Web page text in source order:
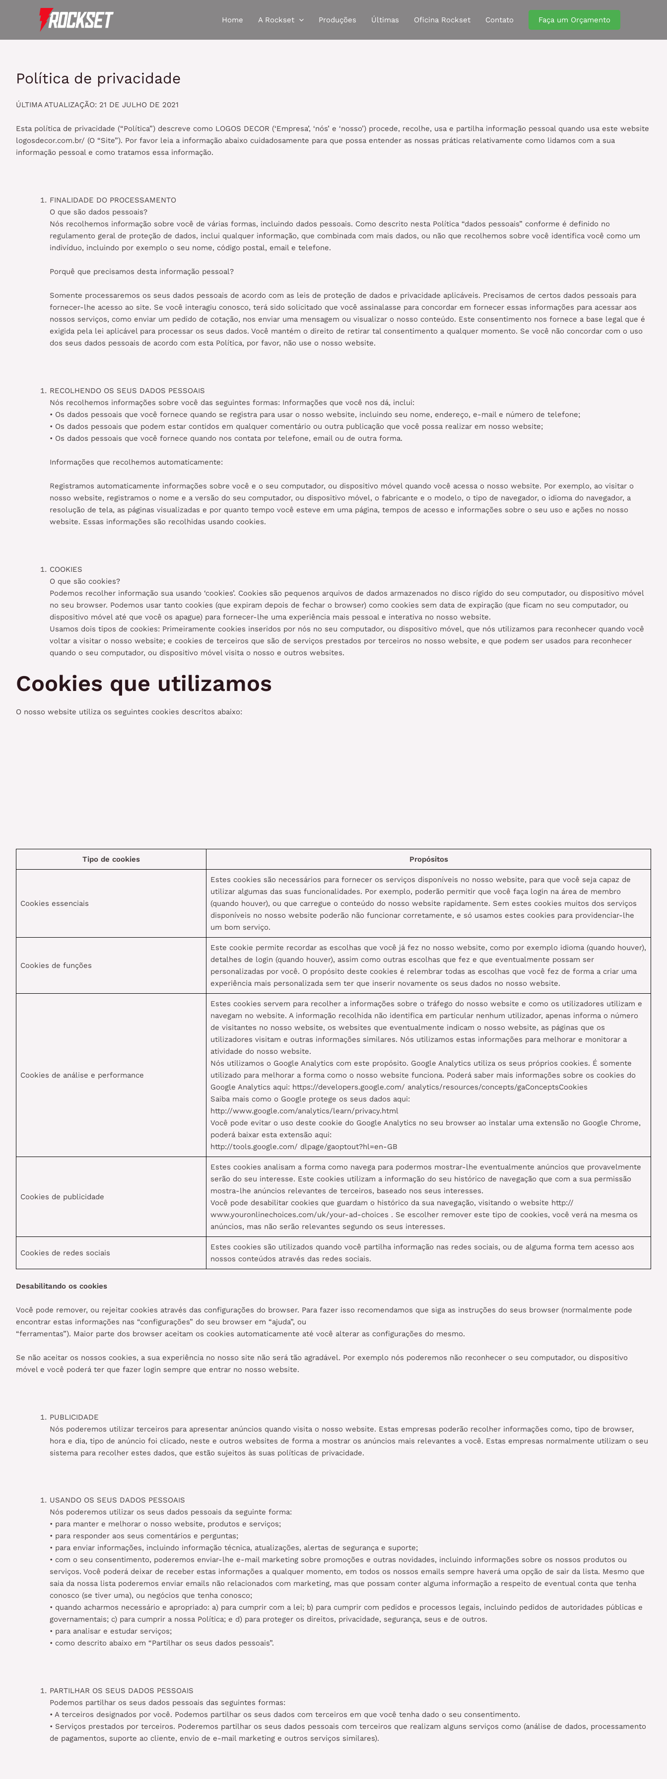
conteúdo
Home A Rockset Produções Últimas Oficina Rockset Contato Faça um Orçamento
Política de privacidade
ÚLTIMA ATUALIZAÇÃO: 21 DE JULHO DE 2021
Esta política de privacidade (“Política”) descreve como LOGOS DECOR (‘Empresa’, ‘nós’ e ‘nosso’) procede, recolhe, usa e partilha informação pessoal quando usa este website
logosdecor.com.br/ (O “Site”). Por favor leia a informação abaixo cuidadosamente para que possa entender as nossas práticas relativamente como lidamos com a sua
informação pessoal e como tratamos essa informação.
FINALIDADE DO PROCESSAMENTO
O que são dados pessoais?
Nós recolhemos informação sobre você de várias formas, incluindo dados pessoais. Como descrito nesta Política “dados pessoais” conforme é definido no
regulamento geral de proteção de dados, inclui qualquer informação, que combinada com mais dados, ou não que recolhemos sobre você identifica você como um
indivíduo, incluindo por exemplo o seu nome, código postal, email e telefone.
Porquê que precisamos desta informação pessoal?
Somente processaremos os seus dados pessoais de acordo com as leis de proteção de dados e privacidade aplicáveis. Precisamos de certos dados pessoais para
fornecer-lhe acesso ao site. Se você interagiu conosco, terá sido solicitado que você assinalasse para concordar em fornecer essas informações para acessar aos
nossos serviços, como enviar um pedido de cotação, nos enviar uma mensagem ou visualizar o nosso conteúdo. Este consentimento nos fornece a base legal que é
exigida pela lei aplicável para processar os seus dados. Você mantém o direito de retirar tal consentimento a qualquer momento. Se você não concordar com o uso
dos seus dados pessoais de acordo com esta Política, por favor, não use o nosso website.
RECOLHENDO OS SEUS DADOS PESSOAIS
Nós recolhemos informações sobre você das seguintes formas: Informações que você nos dá, inclui:
• Os dados pessoais que você fornece quando se registra para usar o nosso website, incluindo seu nome, endereço, e-mail e número de telefone;
• Os dados pessoais que podem estar contidos em qualquer comentário ou outra publicação que você possa realizar em nosso website;
• Os dados pessoais que você fornece quando nos contata por telefone, email ou de outra forma.
Informações que recolhemos automaticamente:
Registramos automaticamente informações sobre você e o seu computador, ou dispositivo móvel quando você acessa o nosso website. Por exemplo, ao visitar o
nosso website, registramos o nome e a versão do seu computador, ou dispositivo móvel, o fabricante e o modelo, o tipo de navegador, o idioma do navegador, a
resolução de tela, as páginas visualizadas e por quanto tempo você esteve em uma página, tempos de acesso e informações sobre o seu uso e ações no nosso
website. Essas informações são recolhidas usando cookies.
COOKIES
O que são cookies?
Podemos recolher informação sua usando ‘cookies’. Cookies são pequenos arquivos de dados armazenados no disco rígido do seu computador, ou dispositivo móvel
no seu browser. Podemos usar tanto cookies (que expiram depois de fechar o browser) como cookies sem data de expiração (que ficam no seu computador, ou
dispositivo móvel até que você os apague) para fornecer-lhe uma experiência mais pessoal e interativa no nosso website.
Usamos dois tipos de cookies: Primeiramente cookies inseridos por nós no seu computador, ou dispositivo móvel, que nós utilizamos para reconhecer quando você
voltar a visitar o nosso website; e cookies de terceiros que são de serviços prestados por terceiros no nosso website, e que podem ser usados para reconhecer
quando o seu computador, ou dispositivo móvel visita o nosso e outros websites.
Cookies que utilizamos
O nosso website utiliza os seguintes cookies descritos abaixo:
Tipo de cookies Propósitos
Cookies essenciais
Estes cookies são necessários para fornecer os serviços disponíveis no nosso website, para que você seja capaz de
utilizar algumas das suas funcionalidades. Por exemplo, poderão permitir que você faça login na área de membro
(quando houver), ou que carregue o conteúdo do nosso website rapidamente. Sem estes cookies muitos dos serviços
disponíveis no nosso website poderão não funcionar corretamente, e só usamos estes cookies para providenciar-lhe
um bom serviço.
Cookies de funções
Este cookie permite recordar as escolhas que você já fez no nosso website, como por exemplo idioma (quando houver),
detalhes de login (quando houver), assim como outras escolhas que fez e que eventualmente possam ser
personalizadas por você. O propósito deste cookies é relembrar todas as escolhas que você fez de forma a criar uma
experiência mais personalizada sem ter que inserir novamente os seus dados no nosso website.
Cookies de análise e performance
Estes cookies servem para recolher a informações sobre o tráfego do nosso website e como os utilizadores utilizam e
navegam no website. A informação recolhida não identifica em particular nenhum utilizador, apenas informa o número
de visitantes no nosso website, os websites que eventualmente indicam o nosso website, as páginas que os
utilizadores visitam e outras informações similares. Nós utilizamos estas informações para melhorar e monitorar a
atividade do nosso website.
Nós utilizamos o Google Analytics com este propósito. Google Analytics utiliza os seus próprios cookies. É somente
utilizado para melhorar a forma como o nosso website funciona. Poderá saber mais informações sobre os cookies do
Google Analytics aqui: https://developers.google.com/ analytics/resources/concepts/gaConceptsCookies
Saiba mais como o Google protege os seus dados aqui:
http://www.google.com/analytics/learn/privacy.html
Você pode evitar o uso deste cookie do Google Analytics no seu browser ao instalar uma extensão no Google Chrome,
poderá baixar esta extensão aqui:
http://tools.google.com/ dlpage/gaoptout?hl=en-GB
Cookies de publicidade
Estes cookies analisam a forma como navega para podermos mostrar-lhe eventualmente anúncios que provavelmente
serão do seu interesse. Este cookies utilizam a informação do seu histórico de navegação que com a sua permissão
mostra-lhe anúncios relevantes de terceiros, baseado nos seus interesses.
Você pode desabilitar cookies que guardam o histórico da sua navegação, visitando o website http://
www.youronlinechoices.com/uk/your-ad-choices . Se escolher remover este tipo de cookies, você verá na mesma os
anúncios, mas não serão relevantes segundo os seus interesses.
Cookies de redes sociais
Estes cookies são utilizados quando você partilha informação nas redes sociais, ou de alguma forma tem acesso aos
nossos conteúdos através das redes sociais.
Desabilitando os cookies
Você pode remover, ou rejeitar cookies através das configurações do browser. Para fazer isso recomendamos que siga as instruções do seus browser (normalmente pode
encontrar estas informações nas “configurações” do seu browser em “ajuda”, ou
“ferramentas”). Maior parte dos browser aceitam os cookies automaticamente até você alterar as configurações do mesmo.
Se não aceitar os nossos cookies, a sua experiência no nosso site não será tão agradável. Por exemplo nós poderemos não reconhecer o seu computador, ou dispositivo
móvel e você poderá ter que fazer login sempre que entrar no nosso website.
PUBLICIDADE
Nós poderemos utilizar terceiros para apresentar anúncios quando visita o nosso website. Estas empresas poderão recolher informações como, tipo de browser,
hora e dia, tipo de anúncio foi clicado, neste e outros websites de forma a mostrar os anúncios mais relevantes a você. Estas empresas normalmente utilizam o seu
sistema para recolher estes dados, que estão sujeitos às suas políticas de privacidade.
USANDO OS SEUS DADOS PESSOAIS
Nós poderemos utilizar os seus dados pessoais da seguinte forma:
• para manter e melhorar o nosso website, produtos e serviços;
• para responder aos seus comentários e perguntas;
• para enviar informações, incluindo informação técnica, atualizações, alertas de segurança e suporte;
• com o seu consentimento, poderemos enviar-lhe e-mail marketing sobre promoções e outras novidades, incluindo informações sobre os nossos produtos ou
serviços. Você poderá deixar de receber estas informações a qualquer momento, em todos os nossos emails sempre haverá uma opção de sair da lista. Mesmo que
saia da nossa lista poderemos enviar emails não relacionados com marketing, mas que possam conter alguma informação a respeito de eventual conta que tenha
conosco (se tiver uma), ou negócios que tenha conosco;
• quando acharmos necessário e apropriado: a) para cumprir com a lei; b) para cumprir com pedidos e processos legais, incluindo pedidos de autoridades públicas e
governamentais; c) para cumprir a nossa Política; e d) para proteger os direitos, privacidade, segurança, seus e de outros.
• para analisar e estudar serviços;
• como descrito abaixo em “Partilhar os seus dados pessoais”.
PARTILHAR OS SEUS DADOS PESSOAIS
Podemos partilhar os seus dados pessoais das seguintes formas:
• A terceiros designados por você. Podemos partilhar os seus dados com terceiros em que você tenha dado o seu consentimento.
• Serviços prestados por terceiros. Poderemos partilhar os seus dados pessoais com terceiros que realizam alguns serviços como (análise de dados, processamento
de pagamentos, suporte ao cliente, envio de e-mail marketing e outros serviços similares).